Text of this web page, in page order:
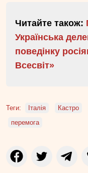
Читайте також:
Українська
поведінку
Всесвіт»
Теги: Італія Кастро
перемога